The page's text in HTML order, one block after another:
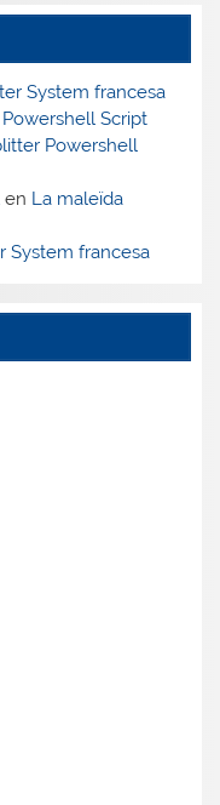
System francesa
Script
Powershell
en La maleïda
System francesa